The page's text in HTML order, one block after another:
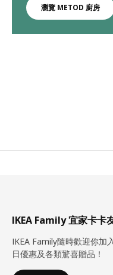
瀏覽 METOD 廚房
IKEA Family 宜家卡卡
IKEA Family隨時歡迎你加
日優惠及各類驚喜贈品！